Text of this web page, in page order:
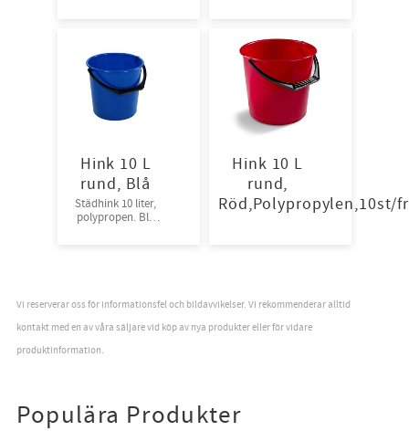
Hink 10 L
rund, Blå
Städhink 10 liter,
polypropen. Blå
Hink 10 L
rund,
Röd,Polypropylen,10st/
Vi reserverar oss för informationsfel och bildavvikelser. Vi rekommenderar alltid
kontakt med en av våra säljare vid köp av nya produkter eller för vidare
produktinformation.
Populära Produkter